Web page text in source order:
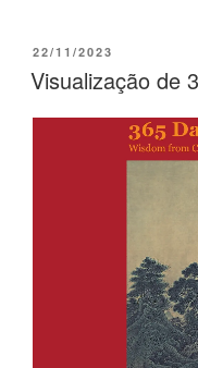
22/11/2023
Visualização de